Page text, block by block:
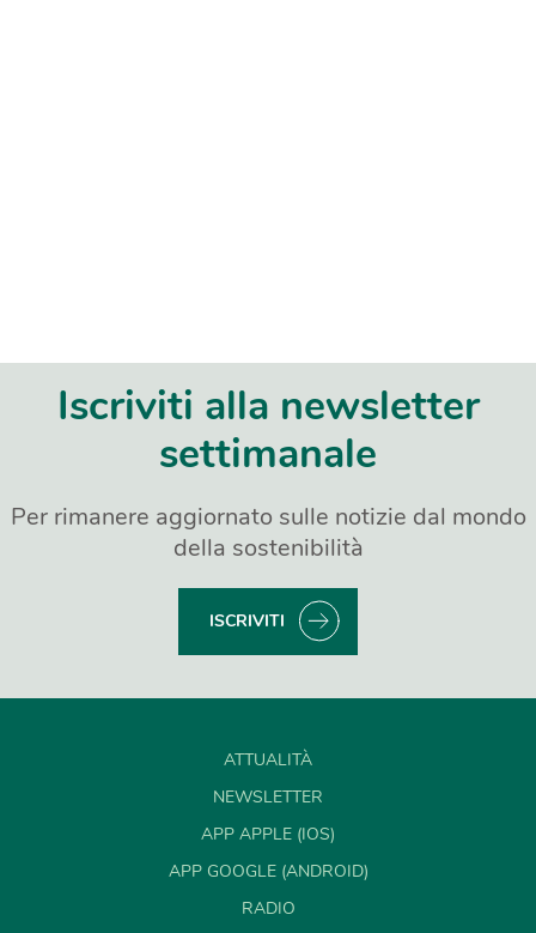
Iscriviti alla newsletter
settimanale
Per rimanere aggiornato sulle notizie dal mondo
della sostenibilità
ISCRIVITI
ATTUALITÀ
NEWSLETTER
APP APPLE (IOS)
APP GOOGLE (ANDROID)
RADIO